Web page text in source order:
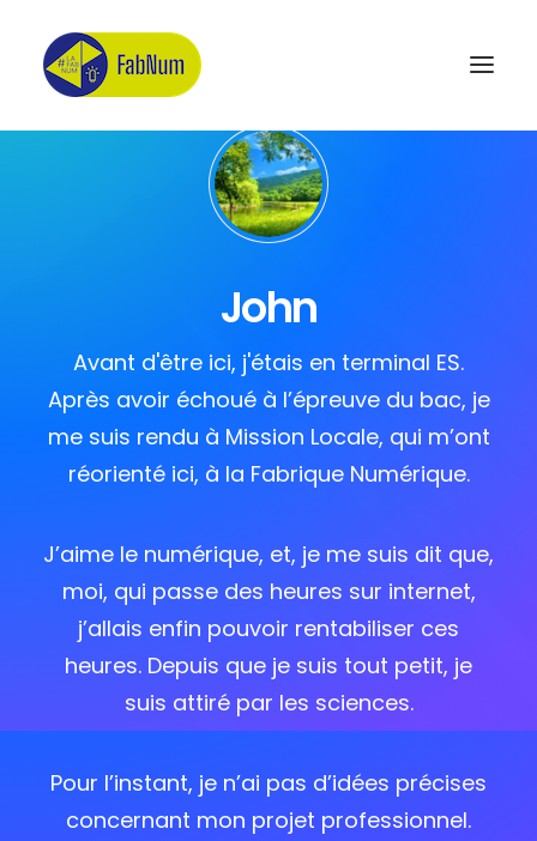
Recherche
John
Avant d'être ici, j'étais en terminal ES.
Après avoir échoué à l’épreuve du bac, je
me suis rendu à Mission Locale, qui m’ont
réorienté ici, à la Fabrique Numérique.
J’aime le numérique, et, je me suis dit que,
moi, qui passe des heures sur internet,
j’allais enfin pouvoir rentabiliser ces
heures. Depuis que je suis tout petit, je
suis attiré par les sciences.
Pour l’instant, je n’ai pas d’idées précises
concernant mon projet professionnel.